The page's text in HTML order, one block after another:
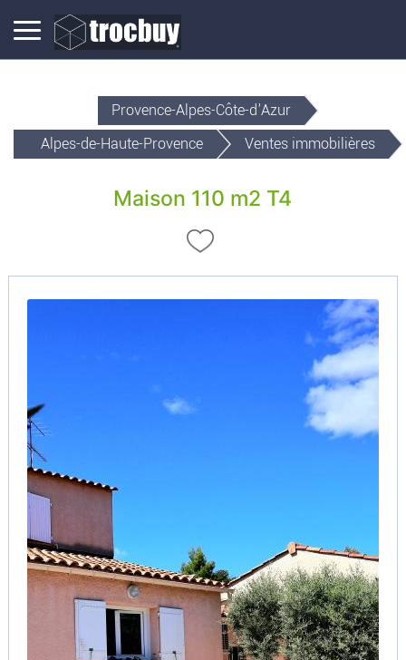
Provence-Alpes-Côte-d'Azur
Alpes-de-Haute-Provence
Ventes immobilières
Maison 110 m2 T4